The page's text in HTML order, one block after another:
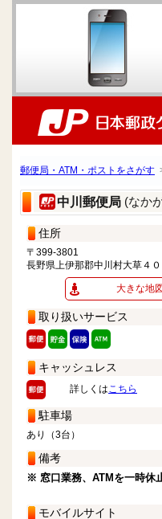
郵便局・ATM・ポストをさがす
中川郵便局 (なか
住所
〒399-3801
長野県上伊那郡中川村大草４０
大きな地
取り扱いサービス
キャッシュレス
詳しくはこちら
駐車場
あり（3台）
備考
※ 窓口業務、ATMを一時休
モバイルサイト